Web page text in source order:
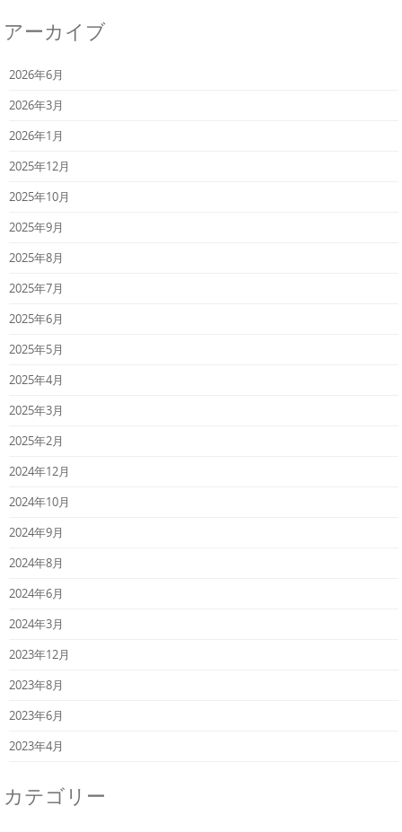
アーカイブ
2026年6月
2026年3月
2026年1月
2025年12月
2025年10月
2025年9月
2025年8月
2025年7月
2025年6月
2025年5月
2025年4月
2025年3月
2025年2月
2024年12月
2024年10月
2024年9月
2024年8月
2024年6月
2024年3月
2023年12月
2023年8月
2023年6月
2023年4月
カテゴリー